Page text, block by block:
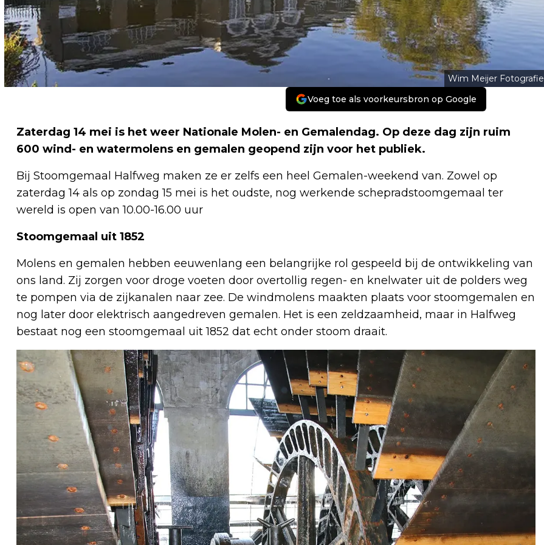
Wim Meijer Fotografie
Voeg toe als voorkeursbron op Google
Zaterdag 14 mei is het weer Nationale Molen- en Gemalendag. Op deze dag zijn ruim
600 wind- en watermolens en gemalen geopend zijn voor het publiek.
Bij Stoomgemaal Halfweg maken ze er zelfs een heel Gemalen-weekend van. Zowel op
zaterdag 14 als op zondag 15 mei is het oudste, nog werkende schepradstoomgemaal ter
wereld is open van 10.00-16.00 uur
Stoomgemaal uit 1852
Molens en gemalen hebben eeuwenlang een belangrijke rol gespeeld bij de ontwikkeling van
ons land. Zij zorgen voor droge voeten door overtollig regen- en knelwater uit de polders weg
te pompen via de zijkanalen naar zee. De windmolens maakten plaats voor stoomgemalen en
nog later door elektrisch aangedreven gemalen. Het is een zeldzaamheid, maar in Halfweg
bestaat nog een stoomgemaal uit 1852 dat echt onder stoom draait.